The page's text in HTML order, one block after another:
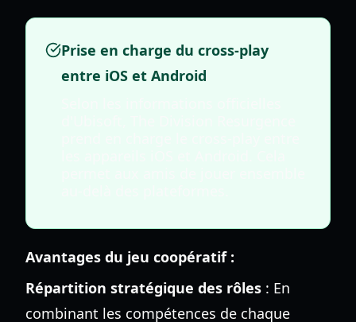
Prise en charge du cross-play
entre iOS et Android
Avantages du jeu coopératif :
Répartition stratégique des rôles : En
combinant les compétences de chaque